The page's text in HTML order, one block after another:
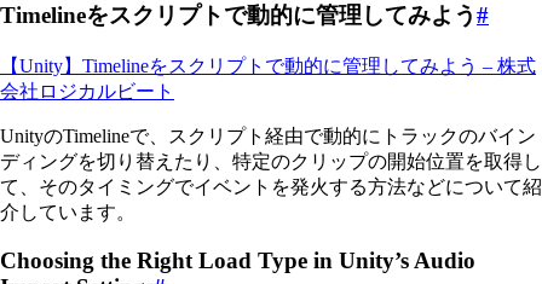
Timelineをスクリプトで動的に管理してみよう#
【Unity】Timelineをスクリプトで動的に管理してみよう – 株式
会社ロジカルビート
UnityのTimelineで、スクリプト経由で動的にトラックのバイン
ディングを切り替えたり、特定のクリップの開始位置を取得し
て、そのタイミングでイベントを発火する方法などについて紹
介しています。
Choosing the Right Load Type in Unity’s Audio